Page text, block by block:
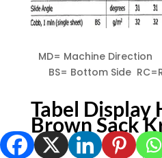
MD= Machine Direction
BS= Bottom Side
Tabel Display
Brown Sack